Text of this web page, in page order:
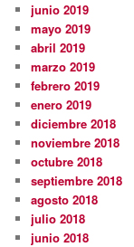
junio 2019
mayo 2019
abril 2019
marzo 2019
febrero 2019
enero 2019
diciembre 2018
noviembre 2018
octubre 2018
septiembre 2018
agosto 2018
julio 2018
junio 2018